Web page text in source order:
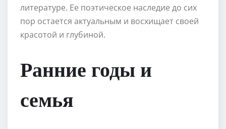
литературе. Ее поэтическое наследие до сих
пор остается актуальным и восхищает своей
красотой и глубиной.
Ранние годы и
семья